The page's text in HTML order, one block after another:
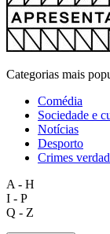
Categorias mais
Comédia
Sociedade e
Notícias
Desporto
Crimes
A - H
I - P
Q - Z